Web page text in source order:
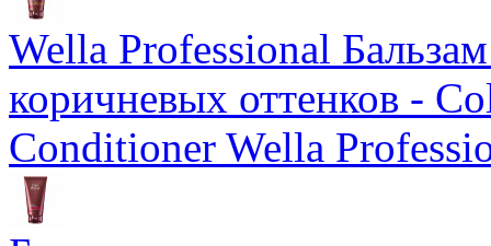
Wella Professional
коричневых оттенков -
Conditioner Wella